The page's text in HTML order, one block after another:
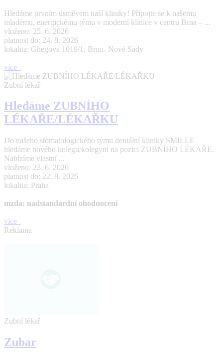
Hledáme prvním úsměvem naší kliniky! Připojte se k našemu
mladému, energickému týmu v moderní klinice v centru Brna – ...
vloženo: 25. 6. 2026
platnost do: 24. 8. 2026
lokalita: Ghegova 1019/1, Brno- Nové Sady
více
Zubní lékař
Hledáme ZUBNÍHO
LÉKAŘE/LÉKAŘKU
Do našeho stomatologického týmu dentální kliniky SMILLE
hledáme nového kolegu/kolegyni na pozici ZUBNÍHO LÉKAŘE.
Nabízíme vlastní ...
vloženo: 23. 6. 2026
platnost do: 22. 8. 2026
lokalita: Praha
mzda: nadstandardní ohodnocení
více
Reklama
Zubní lékař
Zubar